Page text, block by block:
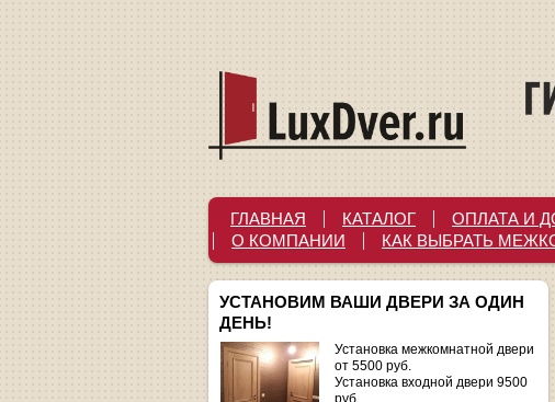
ГЛАВНАЯ КАТАЛОГ ОПЛАТА И
О КОМПАНИИ
КАК ВЫБРАТЬ
УСТАНОВИМ ВАШИ ДВЕРИ ЗА ОДИН
ДЕНЬ!
Установка межкомнатной двери
от 5500 руб.
Установка входной двери 9500
руб.